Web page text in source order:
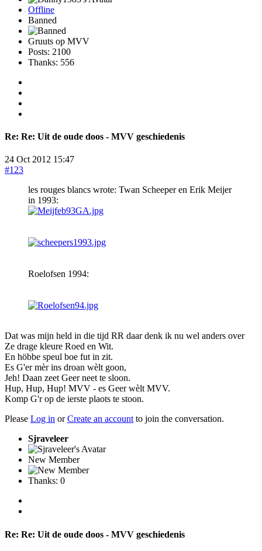
Offline
Banned
Gruuts op MVV
Posts: 2100
Thanks: 556
Re: Re: Uit de oude doos - MVV geschiedenis
24 Oct 2012 15:47
#123
les rouges blancs wrote: Twan Scheeper en Erik Meijer
in 1993:
Roelofsen 1994:
Dat was mijn held in die tijd RR daar denk ik nu wel anders over
Ze drage kleure Roed en Wit.
En höbbe speul boe fut in zit.
Es G'er mèr ins droan wèlt goon,
Jeh! Daan zeet Geer neet te sloon.
Hup, Hup, Hup! MVV - es Geer wèlt MVV.
Komp G'r op de ierste plaots te stoon.
Please Log in orCreate an accountto join the conversation.
Sjraveleer
New Member
Thanks: 0
Re: Re: Uit de oude doos - MVV geschiedenis